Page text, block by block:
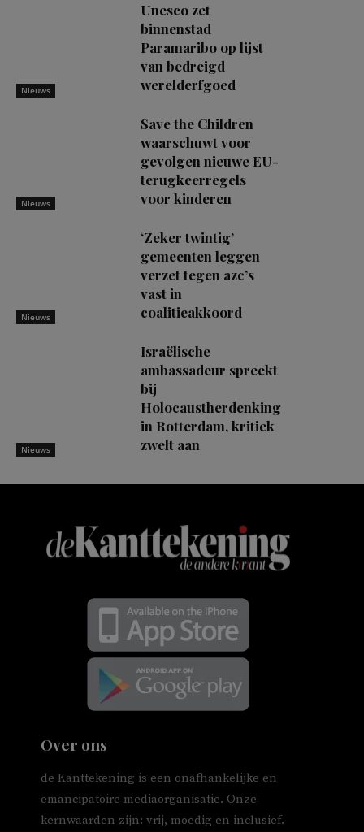
Nieuws
Unesco zet
binnenstad
Paramaribo op lijst
van bedreigd
werelderfgoed
Nieuws
Save the Children
waarschuwt voor
gevolgen nieuwe EU-
terugkeerregels
voor kinderen
Nieuws
‘Zeker twintig’
gemeenten leggen
verzet tegen azc’s
vast in
coalitieakkoord
Nieuws
Israëlische
ambassadeur spreekt
bij
Holocaustherdenking
in Rotterdam, kritiek
zwelt aan
Over ons
de Kanttekening is een onafhankelijke en
emancipatoire mediaorganisatie. Onze
kernwaarden zijn: vrij, moedig en inclusief.